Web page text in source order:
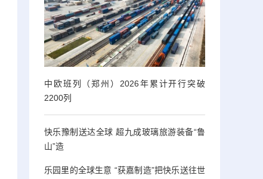
中欧班列（郑州）2026年累计开行突破
2200列
快乐豫制送达全球 超九成玻璃旅游装备“鲁
山”造
乐园里的全球生意 “获嘉制造”把快乐送往世